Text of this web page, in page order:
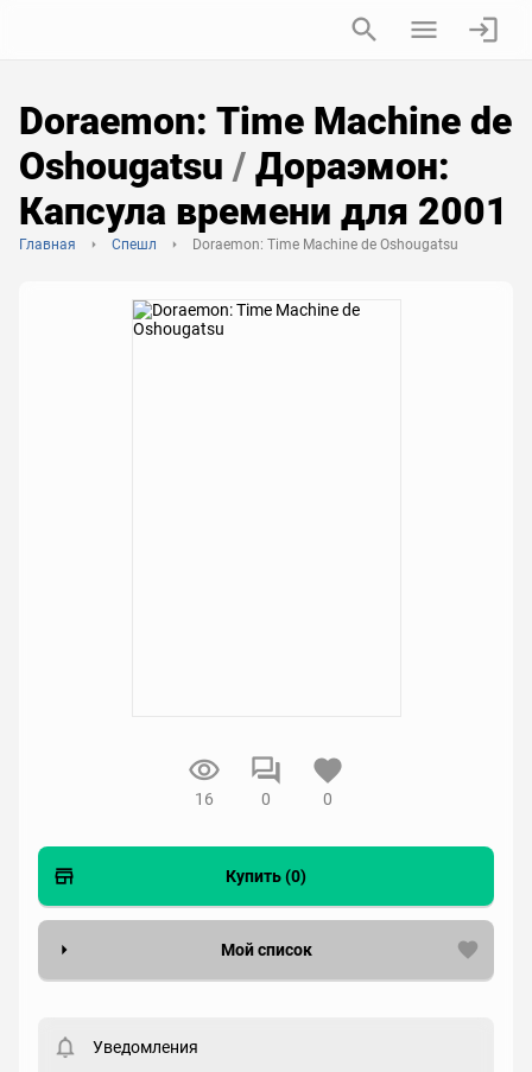
Doraemon: Time Machine de
Oshougatsu / Дораэмон:
Капсула времени для 2001
Главная Спешл Doraemon: Time Machine de Oshougatsu
16 0 0
Купить (0)
Мой список
Статус
Уведомления